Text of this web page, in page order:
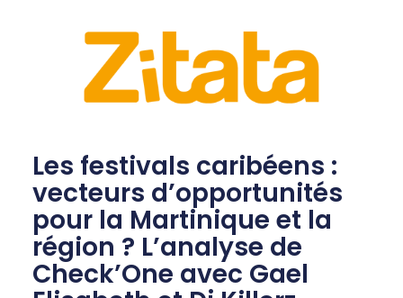
Les festivals caribéens :
vecteurs d’opportunités
pour la Martinique et la
région ? L’analyse de
Check’One avec Gael